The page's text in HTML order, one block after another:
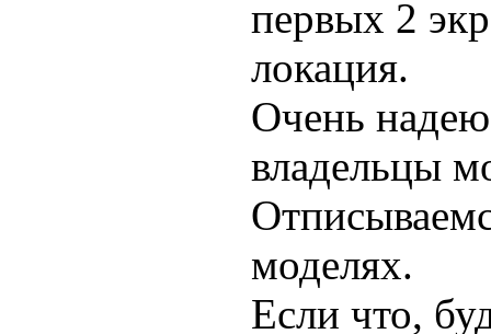
первых 2
локация.
Очень
владельцы
моделях.
Если что,